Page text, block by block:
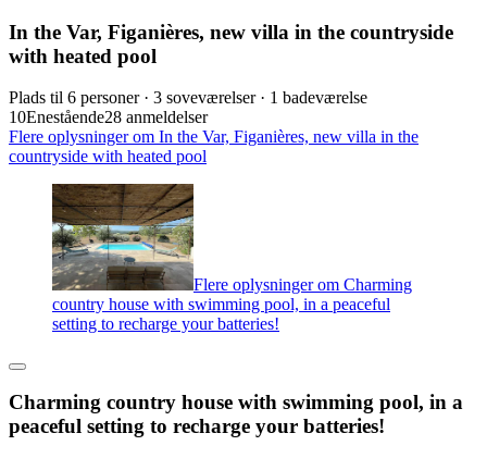
In the Var, Figanières, new villa in the countryside
with heated pool
Plads til 6 personer · 3 soveværelser · 1 badeværelse
10Enestående28 anmeldelser
Flere oplysninger om In the Var, Figanières, new villa in the
countryside with heated pool
Flere oplysninger om Charming
country house with swimming pool, in a peaceful
setting to recharge your batteries!
Charming country house with swimming pool, in a
peaceful setting to recharge your batteries!